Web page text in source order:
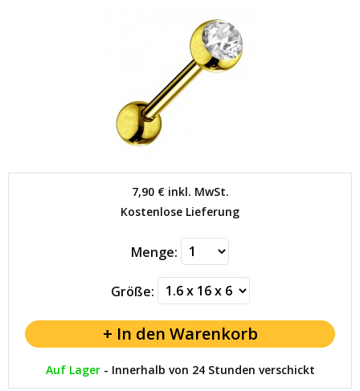
7,90 €inkl. MwSt.
Kostenlose Lieferung
Menge:
Größe:
Auf Lager- Innerhalb von 24 Stunden verschickt